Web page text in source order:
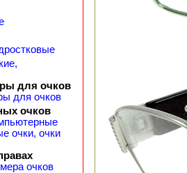
для очков
для очков
очков
очки, очки
очков